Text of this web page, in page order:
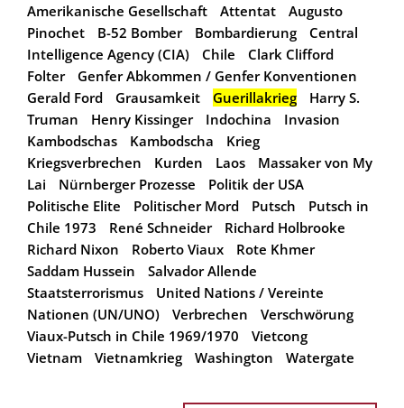
Amerikanische Gesellschaft
Attentat
Augusto
Pinochet
B-52 Bomber Bombardierung
Central
Intelligence Agency (CIA)
Chile
Clark Clifford
Folter
Genfer Abkommen / Genfer Konventionen
Gerald Ford
Grausamkeit Guerillakrieg
Harry S.
Truman
Henry Kissinger Indochina
Invasion
Kambodschas
Kambodscha
Krieg
Kriegsverbrechen
Kurden Laos
Massaker von My
Lai
Nürnberger Prozesse
Politik der USA
Politische Elite
Politischer Mord Putsch
Putsch in
Chile 1973
René Schneider
Richard Holbrooke
Richard Nixon
Roberto Viaux
Rote Khmer
Saddam Hussein
Salvador Allende
Staatsterrorismus
United Nations / Vereinte
Nationen (UN/UNO)
Verbrechen
Verschwörung
Viaux-Putsch in Chile 1969/1970
Vietcong
Vietnam
Vietnamkrieg Washington Watergate